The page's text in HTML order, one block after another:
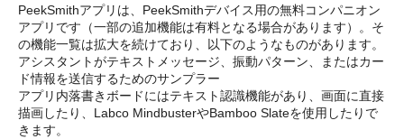
PeekSmithアプリは、PeekSmithデバイス用の無料コンパニオン
アプリです（一部の追加機能は有料となる場合があります）。そ
の機能一覧は拡大を続けており、以下のようなものがあります。
アシスタントがテキストメッセージ、振動パターン、またはカー
ド情報を送信するためのサンプラー
アプリ内落書きボードにはテキスト認識機能があり、画面に直接
描画したり、Labco MindbusterやBamboo Slateを使用したりで
きます。